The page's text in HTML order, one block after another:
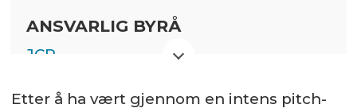
ANSVARLIG BYRÅ
JCP
Etter å ha vært gjennom en intens pitch-